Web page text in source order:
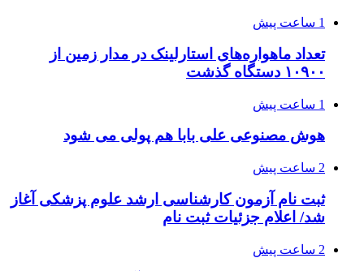
1 ساعت پیش
تعداد ماهواره‌های استارلینک‌ در مدار زمین از
۱۰۹۰۰ دستگاه گذشت
1 ساعت پیش
هوش مصنوعی علی بابا هم پولی می شود
2 ساعت پیش
ثبت نام آزمون کارشناسی ارشد علوم پزشکی آغاز
شد/ اعلام جزئیات ثبت نام
2 ساعت پیش